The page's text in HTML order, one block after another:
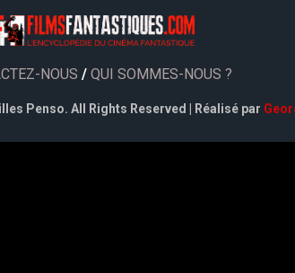
NOUS / QUI SOMMES-NOUS ?
Penso. All Rights Reserved | Réalisé par